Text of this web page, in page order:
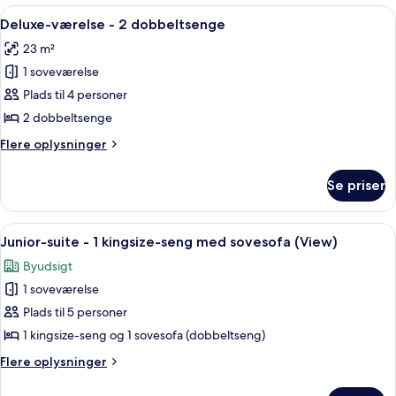
1
seng
Indlæs
alle
billeder
af
Deluxe-
værelse
-
2
Hotelværelse med en stor seng, en
5
Deluxe-værelse - 2 dobbeltsenge
23 m²
1 soveværelse
Plads til 4 personer
2 dobbeltsenge
Flere oplysninger
Flere
værelse
2
Se priser
Indlæs
alle
billeder
af
Junior-
suite
-
1
Et hotelværelse med et stort vindue,
5
Junior-suite - 1 kingsize-seng med sovesofa (View)
Byudsigt
1 soveværelse
Plads til 5 personer
1 kingsize-seng og 1 sovesofa (dobbeltseng)
Flere oplysninger
Flere